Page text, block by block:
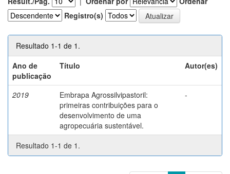
Registro(s)
Resultado 1-1 de 1.
Ano de
publicação
Título Autor(es)
2019
Embrapa Agrossilvipastoril:
primeiras contribuições para o
desenvolvimento de uma
agropecuária sustentável.
-
Resultado 1-1 de 1.